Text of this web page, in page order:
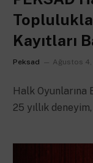
Kayıtları
Peksad Ağustos 4,
Halk Oyunlarına
25 yıllık